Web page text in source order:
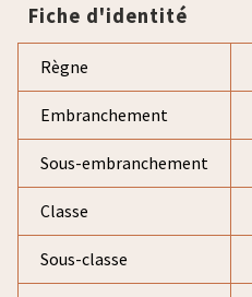
Fiche d'identité
Règne
Embranchement
Sous-embranchement
Classe
Sous-classe